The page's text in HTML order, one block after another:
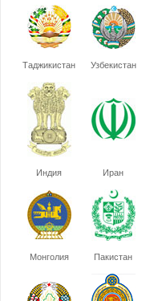
Таджикистан Узбекистан
Индия Иран
Монголия Пакистан